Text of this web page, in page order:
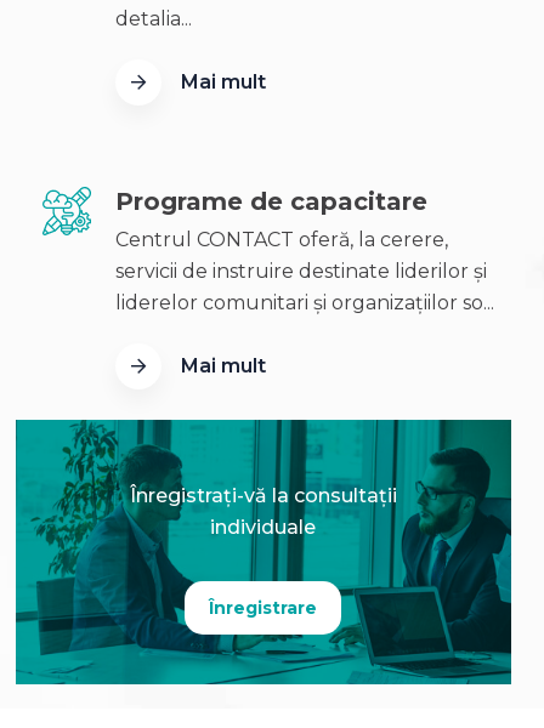
detalia...
Mai mult
Programe de capacitare
Centrul CONTACT oferă, la cerere,
servicii de instruire destinate liderilor și
liderelor comunitari și organizațiilor so...
Mai mult
Înregistrați-vă la consultații
individuale
Înregistrare